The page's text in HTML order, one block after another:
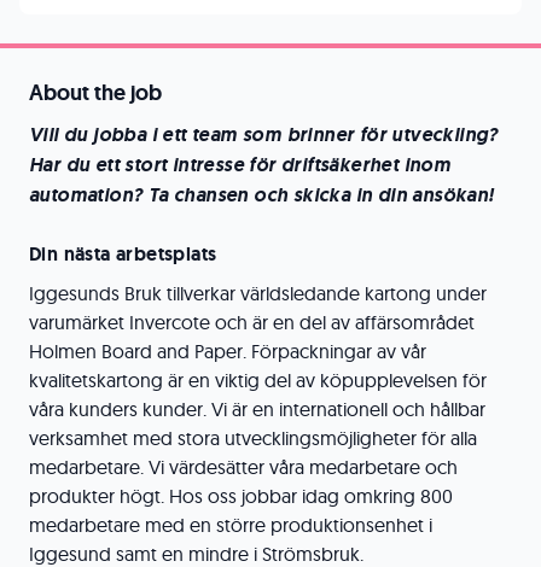
About the job
Vill du jobba i ett team som brinner för utveckling?
Har du ett stort intresse för driftsäkerhet inom
automation? Ta chansen och skicka in din ansökan!
Din nästa arbetsplats
Iggesunds Bruk tillverkar världsledande kartong under
varumärket Invercote och är en del av affärsområdet
Holmen Board and Paper. Förpackningar av vår
kvalitetskartong är en viktig del av köpupplevelsen för
våra kunders kunder. Vi är en internationell och hållbar
verksamhet med stora utvecklingsmöjligheter för alla
medarbetare. Vi värdesätter våra medarbetare och
produkter högt. Hos oss jobbar idag omkring 800
medarbetare med en större produktionsenhet i
Iggesund samt en mindre i Strömsbruk.